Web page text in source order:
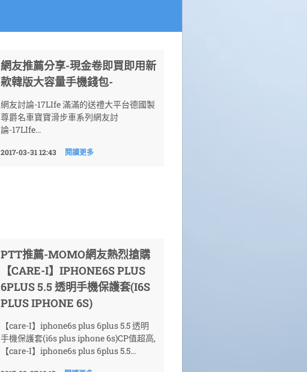
網友推薦分享-現金卷即買即用新
款韓版大容量手機錢包-
網友討論-17LIfe 滿滿的送禮大平台德國製
尊爵名車寶寶滑步車系列網友討
論-17LIfe...
2017-03-31 12:43 閱讀更多
PTT推薦-MOMO網友熱烈搶購
【CARE-I】IPHONE6S PLUS
6PLUS 5.5 透明手機保護套(I6S
PLUS IPHONE 6S)
【care-I】iphone6s plus 6plus 5.5 透明
手機保護套(i6s plus iphone 6s)CP值超高,
【care-I】iphone6s plus 6plus 5.5...